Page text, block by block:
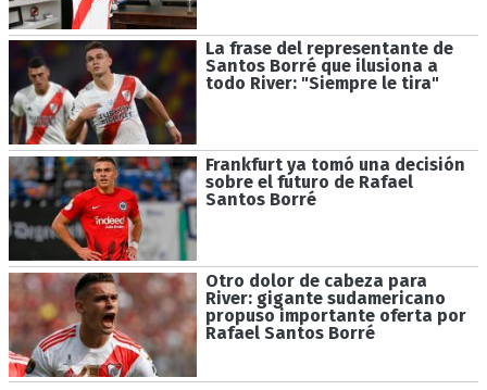
La frase del representante de
Santos Borré que ilusiona a
todo River: "Siempre le tira"
Frankfurt ya tomó una decisión
sobre el futuro de Rafael
Santos Borré
Otro dolor de cabeza para
River: gigante sudamericano
propuso importante oferta por
Rafael Santos Borré